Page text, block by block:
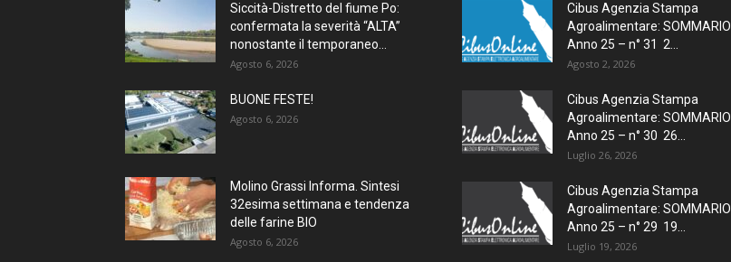
Siccità-Distretto del fiume Po:
confermata la severità “ALTA”
nonostante il temporaneo...
Agosto 6, 2026
BUONE FESTE!
Agosto 6, 2026
Molino Grassi Informa. Sintesi
32esima settimana e tendenza
delle farine BIO
Agosto 6, 2026
Cibus Agenzia Stampa
Agroalimentare: SOMMARIO
Anno 25 – n° 31 2...
Agosto 2, 2026
Cibus Agenzia Stampa
Agroalimentare: SOMMARIO
Anno 25 – n° 30 26...
Luglio 26, 2026
Cibus Agenzia Stampa
Agroalimentare: SOMMARIO
Anno 25 – n° 29 19...
Luglio 19, 2026